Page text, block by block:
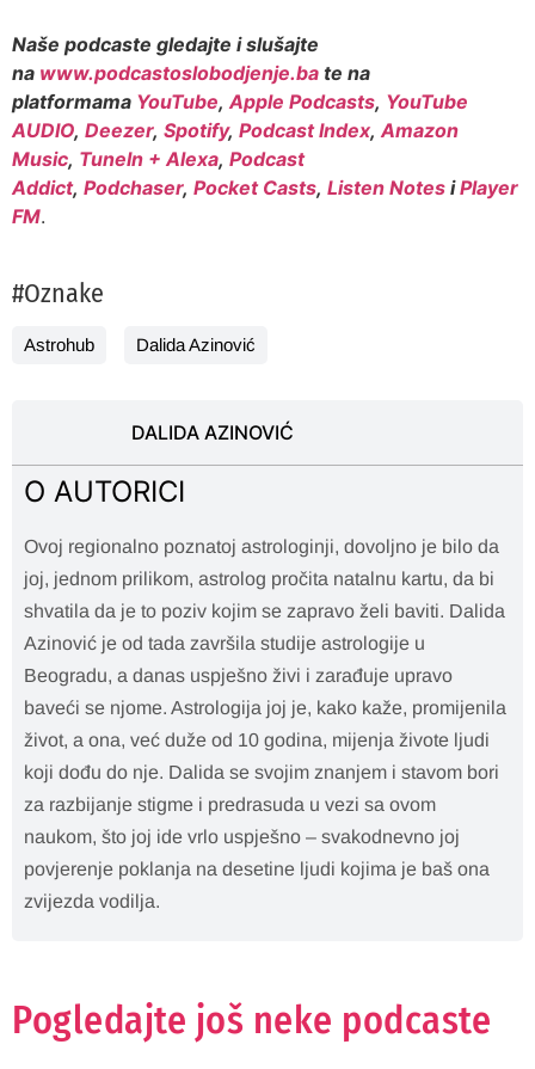
Naše podcaste gledajte i slušajte
na www.podcastoslobodjenje.ba te na
platformama YouTube, Apple Podcasts, YouTube
AUDIO, Deezer, Spotify, Podcast Index, Amazon
Music, TuneIn + Alexa, Podcast
Addict, Podchaser, Pocket Casts, Listen Notes iPlayer
FM.
#Oznake
Astrohub Dalida Azinović
DALIDA AZINOVIĆ
O AUTORICI
Ovoj regionalno poznatoj astrologinji, dovoljno je bilo da
joj, jednom prilikom, astrolog pročita natalnu kartu, da bi
shvatila da je to poziv kojim se zapravo želi baviti. Dalida
Azinović je od tada završila studije astrologije u
Beogradu, a danas uspješno živi i zarađuje upravo
baveći se njome. Astrologija joj je, kako kaže, promijenila
život, a ona, već duže od 10 godina, mijenja živote ljudi
koji dođu do nje. Dalida se svojim znanjem i stavom bori
za razbijanje stigme i predrasuda u vezi sa ovom
naukom, što joj ide vrlo uspješno – svakodnevno joj
povjerenje poklanja na desetine ljudi kojima je baš ona
zvijezda vodilja.
Pogledajte još neke podcaste